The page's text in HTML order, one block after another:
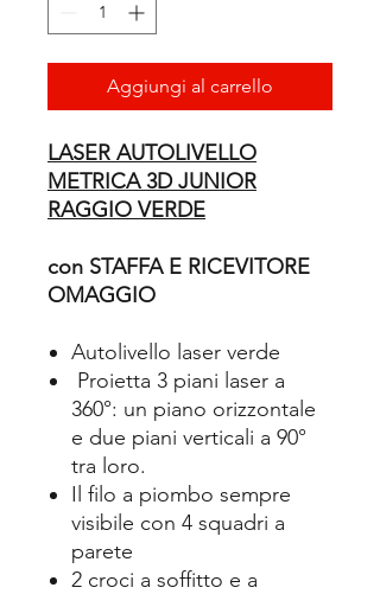
Aggiungi al carrello
LASER AUTOLIVELLO
METRICA 3D JUNIOR
RAGGIO VERDE
con STAFFA E RICEVITORE
OMAGGIO
Autolivello laser verde
Proietta 3 piani laser a
360°: un piano orizzontale
e due piani verticali a 90°
tra loro.
Il filo a piombo sempre
visibile con 4 squadri a
parete
2 croci a soffitto e a